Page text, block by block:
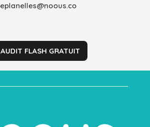
eplanelles@noous.co
AUDIT FLASH GRATUIT